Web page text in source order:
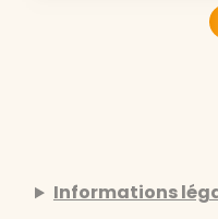
Informations